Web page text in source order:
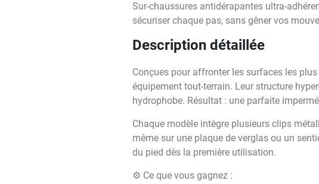
Sur-chaussures antidérapantes ultra-
sécuriser chaque pas, sans gêner vos
Description détaillée
Conçues pour affronter les surfaces les
équipement tout-terrain. Leur structure
hydrophobe. Résultat : une parfaite
Chaque modèle intègre plusieurs clips
même sur une plaque de verglas ou un
du pied dès la première utilisation.
⚙️ Ce que vous gagnez :